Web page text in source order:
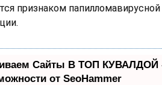
признаком
Сайты В ТОП КУВАЛДОЙ
от SeoHammer